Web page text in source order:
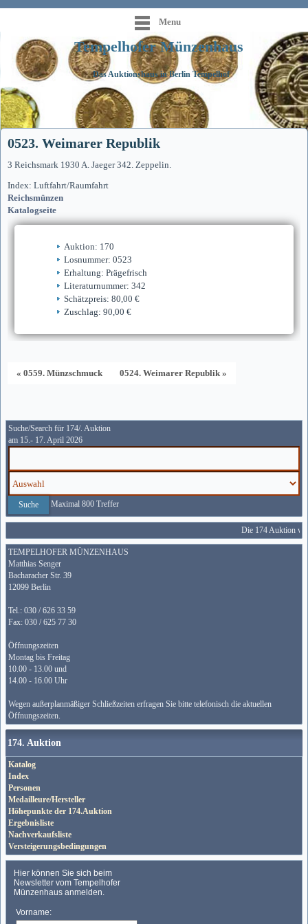
Menu
Tempelhofer Münzenhaus
Das Auktionshaus in Berlin Tempelhof
0523. Weimarer Republik
3 Reichsmark 1930 A. Jaeger 342. Zeppelin.
Index: Luftfahrt/Raumfahrt
Reichsmünzen
Katalogseite
Auktion: 170
Losnummer: 0523
Erhaltung: Prägefrisch
Literaturnummer: 342
Schätzpreis: 80,00 €
Zuschlag: 90,00 €
« 0559. Münzschmuck 0524. Weimarer Republik »
Suche/Search für 174/. Auktion
am 15.- 17. April 2026
Maximal 800 Treffer
Die 174 Auktion
TEMPELHOFER MÜNZENHAUS
Matthias Senger
Bacharacher Str. 39
12099 Berlin
Tel.: 030 / 626 33 59
Fax: 030 / 625 77 30
Öffnungszeiten
Montag bis Freitag
10.00 - 13.00 und
14.00 - 16.00 Uhr
Wegen außerplanmäßiger Schließzeiten erfragen Sie bitte telefonisch die aktuellen
Öffnungszeiten.
174. Auktion
Katalog
Index
Personen
Medailleure/Hersteller
Höhepunkte der 174.Auktion
Ergebnisliste
Nachverkaufsliste
Versteigerungsbedingungen